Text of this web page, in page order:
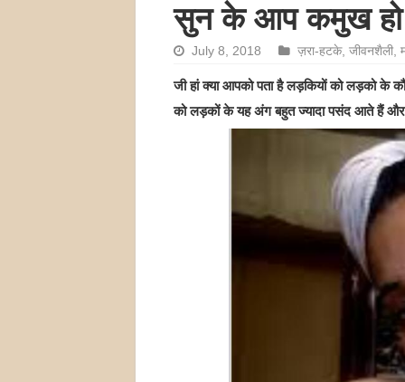
सुन के आप कमुख हो
July 8, 2018 ज़रा-हटके, जीवनशैली,
जी हां क्या आपको पता है लड़कियों को लड़को
को लड़कों के यह अंग बहुत ज्यादा पसंद आते हैं और